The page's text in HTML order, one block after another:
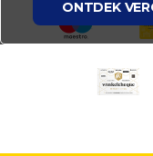
ONTDEK